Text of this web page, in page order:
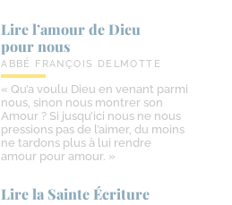
Lire l’amour de Dieu
pour nous
ABBÉ FRANÇOIS DELMOTTE
« Qu’a voulu Dieu en venant parmi
nous, sinon nous montrer son
Amour ? Si jusqu’ici nous ne nous
pressions pas de l’aimer, du moins
ne tardons plus à lui rendre
amour pour amour. »
Lire la Sainte Écriture